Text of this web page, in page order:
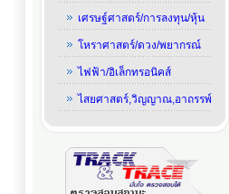
เศรษฐ์ศาสตร์/การลงทุน/หุ้น
โหราศาสตร์/ดวง/พยากรณ์
ไฟฟ้า/อิเล็กทรอนิคส์
ไสยศาสตร์,วิญญาณ,อาถรรพ์